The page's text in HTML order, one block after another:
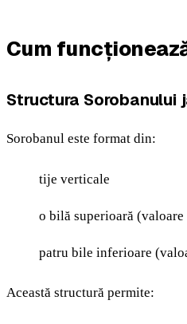
Cum
Structura Sorobanului
Sorobanul este format din:
tije verticale
o bilă superioară (valoare
patru bile inferioare
Această structură permite: